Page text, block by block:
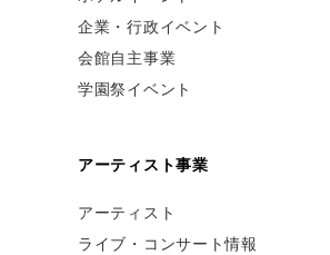
企業・行政イベント
会館自主事業
学園祭イベント
アーティスト事業
アーティスト
ライブ・コンサート情報